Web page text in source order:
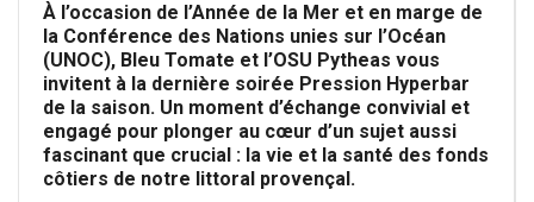
À l’occasion de l’Année de la Mer et en marge de
la Conférence des Nations unies sur l’Océan
(UNOC), Bleu Tomate et l’OSU Pytheas vous
invitent à la dernière soirée Pression Hyperbar
de la saison. Un moment d’échange convivial et
engagé pour plonger au cœur d’un sujet aussi
fascinant que crucial : la vie et la santé des fonds
côtiers de notre littoral provençal.